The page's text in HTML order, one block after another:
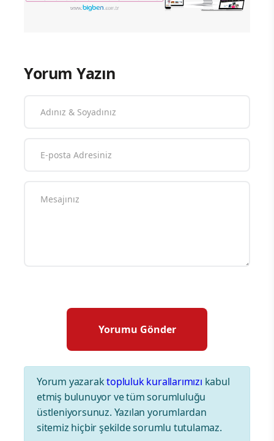
Yorum Yazın
Yorum yazaraktopluluk kurallarımızı kabul
etmiş bulunuyor ve tüm sorumluluğu
üstleniyorsunuz. Yazılan yorumlardan
sitemiz hiçbir şekilde sorumlu tutulamaz.